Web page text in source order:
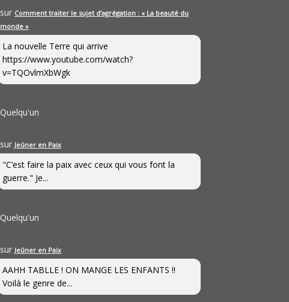
sur Comment traiter le sujet d’agrégation : « La beauté du
monde »
La nouvelle Terre qui arrive
https://www.youtube.com/watch?
v=TQOvlmXbWgk
Quelqu'un
sur Jeûner en Paix
"C’est faire la paix avec ceux qui vous font la
guerre." Je...
Quelqu'un
sur Jeûner en Paix
AAHH TABLLE ! ON MANGE LES ENFANTS !!
Voilà le genre de...